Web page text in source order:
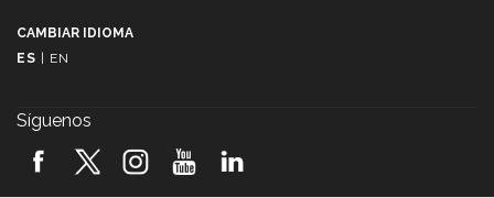
2026! (video)
CAMBIAR IDIOMA
ES | EN
Síguenos